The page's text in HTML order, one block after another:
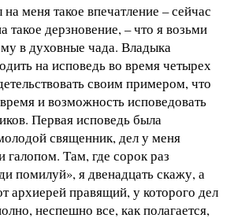
меня такое впечатление – сейчас
такое дерзновение, – что я возьми
в духовные чада. Владыка
на исповедь во время четырех
своим примером, что
и возможность исповедовать
Первая исповедь была
священник, дел у меня
галопом. Там, где сорок раз
помилуй», я двенадцать скажу, а
архиерей правящий, у которого дел
неспешно все, как полагается,